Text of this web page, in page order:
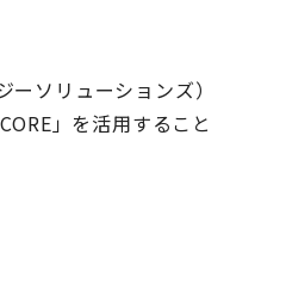
ソリューションズ）
」を活用すること